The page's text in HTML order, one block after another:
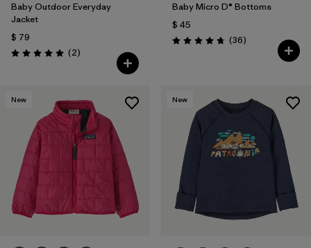
Baby Outdoor Everyday
Jacket
$ 79
Valoración: 5.0 / 5
(2Comentarios
)
Baby Micro D® Bottoms
$ 45
Valoración: 4.8 / 5
(36Comentarios
)
New New